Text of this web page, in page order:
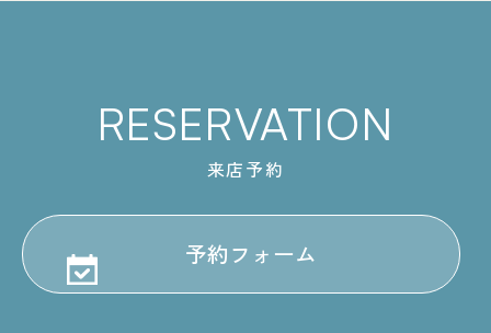
RESERVATION
来店予約
予約フォーム